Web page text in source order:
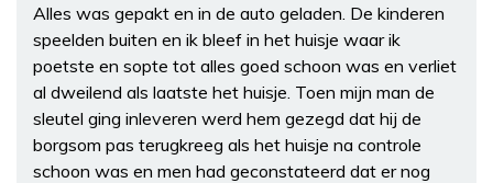
Alles was gepakt en in de auto geladen. De kinderen
speelden buiten en ik bleef in het huisje waar ik
poetste en sopte tot alles goed schoon was en verliet
al dweilend als laatste het huisje. Toen mijn man de
sleutel ging inleveren werd hem gezegd dat hij de
borgsom pas terugkreeg als het huisje na controle
schoon was en men had geconstateerd dat er nog